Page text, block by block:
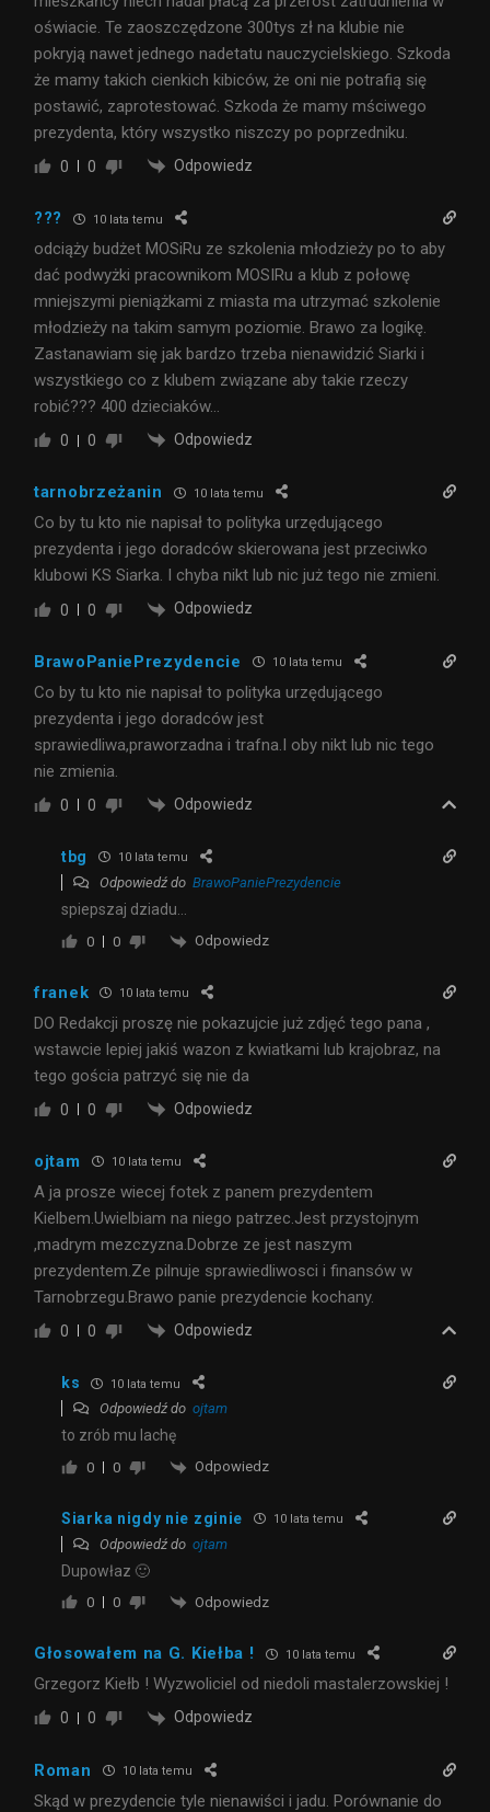
oświacie. Te zaoszczędzone 300tys zł na klubie nie
pokryją nawet jednego nadetatu nauczycielskiego. Szkoda
że mamy takich cienkich kibiców, że oni nie potrafią się
postawić, zaprotestować. Szkoda że mamy mściwego
prezydenta, który wszystko niszczy po poprzedniku.
0 0 Odpowiedz
??? 10 lata temu
odciąży budżet MOSiRu ze szkolenia młodzieży po to aby
dać podwyżki pracownikom MOSIRu a klub z połowę
mniejszymi pieniążkami z miasta ma utrzymać szkolenie
młodzieży na takim samym poziomie. Brawo za logikę.
Zastanawiam się jak bardzo trzeba nienawidzić Siarki i
wszystkiego co z klubem związane aby takie rzeczy
robić??? 400 dzieciaków…
0 0 Odpowiedz
tarnobrzeżanin 10 lata temu
Co by tu kto nie napisał to polityka urzędującego
prezydenta i jego doradców skierowana jest przeciwko
klubowi KS Siarka. I chyba nikt lub nic już tego nie zmieni.
0 0 Odpowiedz
BrawoPaniePrezydencie 10 lata temu
Co by tu kto nie napisał to polityka urzędującego
prezydenta i jego doradców jest
sprawiedliwa,praworzadna i trafna.I oby nikt lub nic tego
nie zmienia.
0 0 Odpowiedz
tbg 10 lata temu
Odpowiedź do BrawoPaniePrezydencie
spiepszaj dziadu…
0 0 Odpowiedz
franek 10 lata temu
DO Redakcji proszę nie pokazujcie już zdjęć tego pana ,
wstawcie lepiej jakiś wazon z kwiatkami lub krajobraz, na
tego gościa patrzyć się nie da
0 0 Odpowiedz
ojtam 10 lata temu
A ja prosze wiecej fotek z panem prezydentem
Kielbem.Uwielbiam na niego patrzec.Jest przystojnym
,madrym mezczyzna.Dobrze ze jest naszym
prezydentem.Ze pilnuje sprawiedliwosci i finansów w
Tarnobrzegu.Brawo panie prezydencie kochany.
0 0 Odpowiedz
ks 10 lata temu
Odpowiedź do ojtam
to zrób mu lachę
0 0 Odpowiedz
Siarka nigdy nie zginie 10 lata temu
Odpowiedź do ojtam
Dupowłaz 🙂
0 0 Odpowiedz
Głosowałem na G. Kiełba ! 10 lata temu
Grzegorz Kiełb ! Wyzwoliciel od niedoli mastalerzowskiej !
0 0 Odpowiedz
Roman 10 lata temu
Skąd w prezydencie tyle nienawiści i jadu. Porównanie do